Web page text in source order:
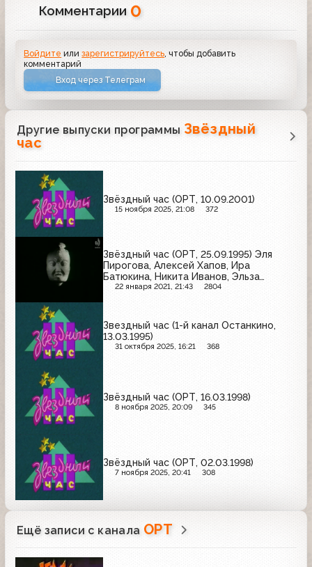
Комментарии 0
Войдите илизарегистрируйтесь , чтобы добавить
комментарий
Вход через Телеграм
Другие выпуски программы Звёздный
час
Звёздный час (ОРТ, 10.09.2001)
15 ноября 2025, 21:08 372
Звёздный час (ОРТ, 25.09.1995) Эля
Пирогова, Алексей Хапов, Ира
Батюкина, Никита Иванов, Эльза
Хайрутдинова, Дмитрий Лебедев
22 января 2021, 21:43 2804
Звездный час (1-й канал Останкино,
13.03.1995)
31 октября 2025, 16:21 368
Звёздный час (ОРТ, 16.03.1998)
8 ноября 2025, 20:09 345
Звёздный час (ОРТ, 02.03.1998)
7 ноября 2025, 20:41 308
Ещё записи с канала ОРТ